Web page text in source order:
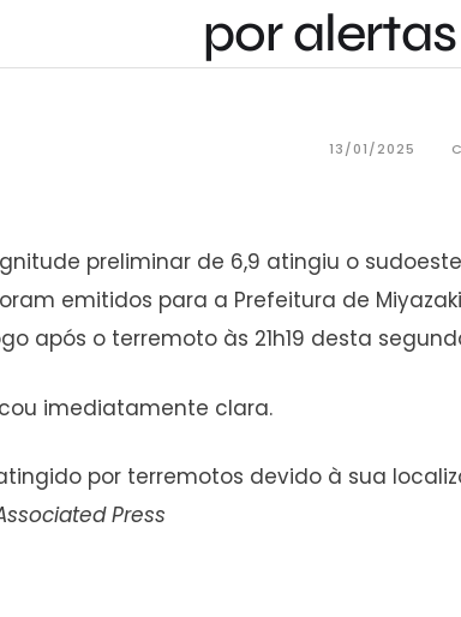
por
13/01/2025
preliminar de 6,9 atingiu o
emitidos para a Prefeitura de
após o terremoto às 21h19 desta
imediatamente clara.
por terremotos devido à sua
Press